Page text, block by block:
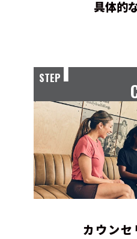
具体的
STEP1
カウンセ